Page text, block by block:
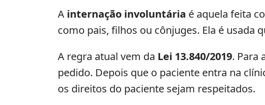
A internação involuntária é aquela feita
como pais, filhos ou cônjuges. Ela é usada
A regra atual vem da Lei 13.840/2019. Para
pedido. Depois que o paciente entra na
os direitos do paciente sejam respeitados.